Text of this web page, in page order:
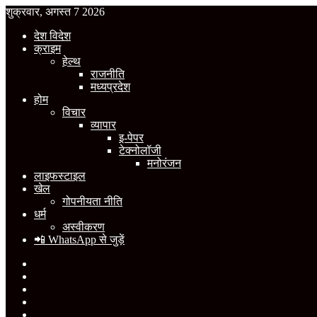
शुक्रवार, अगस्त 7 2026
देश विदेश
क्राइम
हेल्थ
राजनीति
मध्यप्रदेश
होम
विचार
व्यापार
इ-पेपर
टेक्नोलॉजी
मनोरंजन
लाइफस्टाइल
खेल
गोपनीयता नीति
धर्म
अस्वीकरण
📲 WhatsApp से जुड़ें